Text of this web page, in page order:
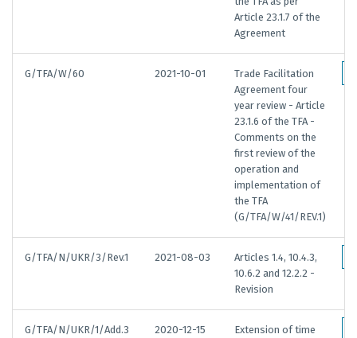
Article 23.1.7 of the
Agreement
G/TFA/W/60 2021-10-01
Trade Facilitation
Agreement four
year review - Article
23.1.6 of the TFA -
Comments on the
first review of the
operation and
implementation of
the TFA
(G/TFA/W/41/REV.1)
G/TFA/N/UKR/3/Rev.1 2021-08-03
Articles 1.4, 10.4.3,
10.6.2 and 12.2.2 -
Revision
G/TFA/N/UKR/1/Add.3 2020-12-15
Extension of time